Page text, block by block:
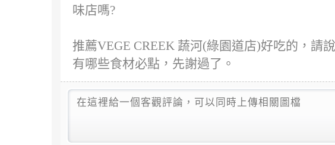
味店嗎?
推薦VEGE CREEK 蔬河(綠園道店)好吃的，請
有哪些食材必點，先謝過了。